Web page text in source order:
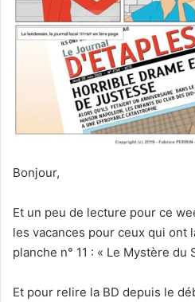
Bonjour,
Et un peu de lecture pour ce
les vacances pour ceux qui ont
planche n° 11 : « Le Mystère du
Et pour relire la BD depuis le